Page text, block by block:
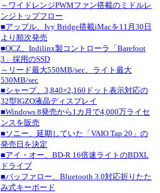
～ワイドレンジPWMファン搭載のミドルレ
ンジトップフロー
■アップル、Ivy Bridge搭載iMacを11月30日
より順次発売
■OCZ、Indilinx製コントローラ「Barefoot
3」採用のSSD
～リード最大550MB/sec、ライト最大
530MB/sec
■シャープ、3,840×2,160ドット表示対応の
32型IGZO液晶ディスプレイ
■Windows 8発売から1カ月で4,000万ライセ
ンスを販売
■ソニー、延期していた「VAIO Tap 20」の
発売日を決定
■アイ・オー、BD-R 16倍速ライトのBDXL
ドライブ
■バッファロー、Bluetooth 3.0対応折りたた
み式キーボード